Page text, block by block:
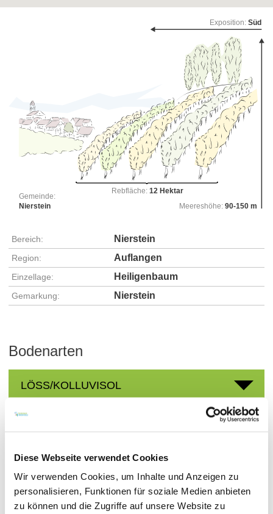
Diese Webseite verwendet Cookies
Wir verwenden Cookies, um Inhalte und Anzeigen zu
personalisieren, Funktionen für soziale Medien anbieten
zu können und die Zugriffe auf unsere Website zu
Rebfläche:12 Hektar
Gemeinde:
Nierstein
Meereshöhe: 90-150 m
Exposition: Süd
Bereich: Nierstein
Region: Auflangen
Einzellage: Heiligenbaum
Gemarkung: Nierstein
Bodenarten
LÖSS/KOLLUVISOL